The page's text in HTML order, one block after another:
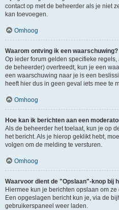
contact op met de beheerder als je niet
kan toevoegen.
Omhoog
Waarom ontving ik een waarschuwing?
Op ieder forum gelden specifieke
de beheerder) overtreedt, kun je een
een waarschuwing naar je is een
heeft hier dus in geen geval iets mee te
Omhoog
Hoe kan ik berichten aan een
Als de beheerder het toelaat, kun je op
het bericht. Als je hierop geklikt hebt,
volgen om de melding te versturen.
Omhoog
Waarvoor dient de "Opslaan"-knop bij
Hiermee kun je berichten opslaan om
Een opgeslagen bericht kun je, via de
gebruikerspaneel weer laden.